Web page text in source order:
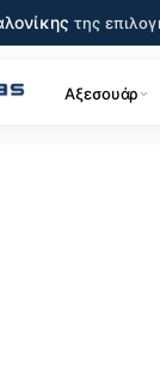
της
Αξεσουάρ